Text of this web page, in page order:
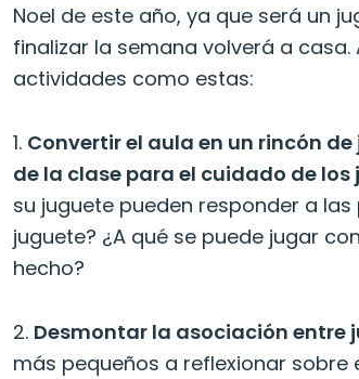
Noel de este año, ya que será un
finalizar la semana volverá a
actividades como estas:
1. Convertir el aula en un rincón
de la clase para el cuidado de los
su juguete pueden responder a
juguete? ¿A qué se puede jugar
hecho?
2. Desmontar la asociación entre
más pequeños a reflexionar sobre